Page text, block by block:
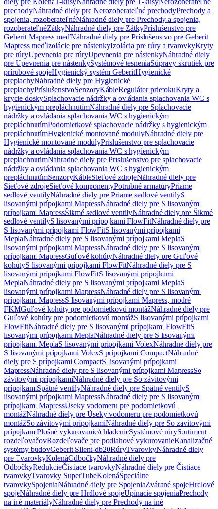
diely pre KolenáT-kusyNáhradné diely pre T-kusyNerozoberateľné
prechodyNáhradné diely pre Nerozoberateľné prechodyPrechody a
spojenia, rozoberateľnéNáhradné diely pre Prechody a spojenia,
rozoberateľnéZátkyNáhradné diely pre ZátkyPríslušenstvo pre
Geberit Mapress meďNáhradné diely pre Príslušenstvo pre Geberit
Mapress meďIzolácie pre nástenkyIzolácia pre rúry a tvarovkyKryty
pre rúryUpevnenia pre rúryUpevnenia pre nástenkyNáhradné diely
pre Upevnenia pre nástenkySystémové tesneniaSúpravy skrutiek pre
prírubové spojeHygienický systém GeberitHygienické
preplachyNáhradné diely pre Hygienické
preplachyPríslušenstvoSenzoryKábleRegulátor prietokuKryty a
krycie doskySplachovacie nádržky a ovládania splachovania WC s
hygienickým prepláchnutímNáhradné diely pre Splachovacie
nádržky a ovládania splachovania WC s hygienickým
prepláchnutímPodomietkové splachovacie nádržky s hygienickým
prepláchnutímHygienické montované modulyNáhradné diely pre
Hygienické montované modulyPríslušenstvo pre splachovacie
nádržky a ovládania splachovania WC s hygienickým
prepláchnutímNáhradné diely pre Príslušenstvo pre splachovacie
nádržky a ovládania splachovania WC s hygienickým
prepláchnutímSenzoryKábleSieťové zdrojeNáhradné diely pre
Sieťové zdrojeSieťové komponentyPotrubné armatúryPriame
sedlové ventilyNáhradné diely pre Priame sedlové ventilyS
lisovanými prípojkami MapressNáhradné diely pre S lisovanými
prípojkami MapressŠikmé sedlové ventilyNáhradné diely pre Šikmé
sedlové ventilyS lisovanými prípojkami FlowFitNáhradné diely pre
S lisovanými prípojkami FlowFitS lisovanými prípojkami
MeplaNáhradné diely pre S lisovanými prípojkami MeplaS
lisovanými prípojkami MapressNáhradné diely pre S lisovanými
prípojkami MapressGuľové kohútyNáhradné diely pre Guľové
kohútyS lisovanými prípojkami FlowFitNáhradné diely pre S
lisovanými prípojkami FlowFitS lisovanými prípojkami
MeplaNáhradné diely pre S lisovanými prípojkami MeplaS
lisovanými prípojkami MapressNáhradné diely pre S lisovanými
prípojkami MapressS lisovanými prípojkami Mapress, modré
FKMGuľové kohúty pre podomietkovú montážNáhradné diely pre
Guľové kohúty pre podomietkovú montážS lisovanými prípojkami
FlowFitNáhradné diely pre S lisovanými prípojkami FlowFitS
lisovanými prípojkami MeplaNáhradné diely pre S lisovanými
prípojkami MeplaS lisovanými prípojkami VolexNáhradné diely pre
S lisovanými prípojkami VolexS prípojkami CompactNáhradné
diely pre S prípojkami CompactS lisovanými prípojkami
MapressNáhradné diely pre S lisovanými prípojkami MapressSo
závitovými prípojkamiNáhradné diely pre So závitovými
prípojkamiSpätné ventilyNáhradné diely pre Spätné ventilyS
lisovanými prípojkami MapressNáhradné diely pre S lisovanými
prípojkami MapressÚseky vodomeru pre podomietkovú
montážNáhradné diely pre Úseky vodomeru pre podomietkovú
montážSo závitovými prípojkamiNáhradné diely pre So závitovými
prípojkamiPlošné vykurovanie/chladenieSystémové rúrySortiment
rozdeľovačovRozdeľovače pre podlahové vykurovanieKanalizačné
systémy budovGeberit Silent-db20RúryTvarovkyNáhradné diely
pre TvarovkyKolenáOdbočkyNáhradné diely pre
OdbočkyRedukcieČistiace tvarovkyNáhradné diely pre Čistiace
tvarovkyTvarovky SuperTubeKolenáŠpeciálne
tvarovkySpojeniaNáhradné diely pre SpojeniaZvárané spojeHrdlové
spojeNáhradné diely pre Hrdlové spojeUpínacie spojeniaPrechody
na iné materiályNáhradné diely pre Prechody na iné